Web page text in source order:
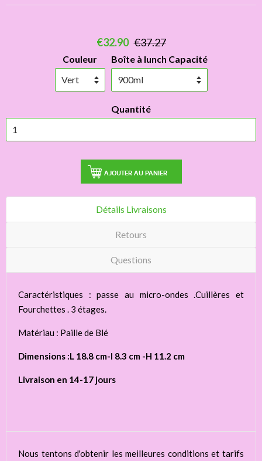
€32.90 €37.27
Couleur Boîte à lunch Capacité
Quantité
AJOUTER AU PANIER
Détails Livraisons
Retours
Questions
Caractéristiques : passe au micro-ondes .Cuillères et
Fourchettes . 3 étages.
Matériau : Paille de Blé
Dimensions :L 18.8 cm-l 8.3 cm -H 11.2 cm
Livraison en 14-17 jours
Nous tentons d'obtenir les meilleures conditions et tarifs